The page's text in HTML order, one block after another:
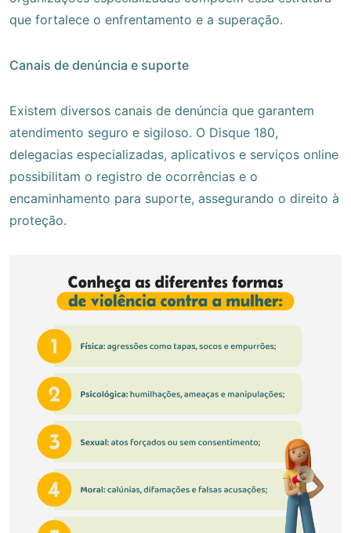
que fortalece o enfrentamento e a superação.
Canais de denúncia e suporte
Existem diversos canais de denúncia que garantem
atendimento seguro e sigiloso. O Disque 180,
delegacias especializadas, aplicativos e serviços online
possibilitam o registro de ocorrências e o
encaminhamento para suporte, assegurando o direito à
proteção.